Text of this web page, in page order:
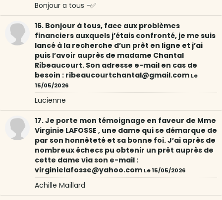
Bonjour a tous -✅
16. Bonjour à tous, face aux problèmes
financiers auxquels j’étais confronté, je me suis
lancé à la recherche d’un prêt en ligne et j’ai
puis l’avoir auprès de madame Chantal
Ribeaucourt. Son adresse e-mail en cas de
besoin : ribeaucourtchantal@gmail.com Le
15/05/2026
Lucienne
17. Je porte mon témoignage en faveur de Mme
Virginie LAFOSSE , une dame qui se démarque de
par son honnêteté et sa bonne foi. J’ai après de
nombreux échecs pu obtenir un prêt auprès de
cette dame via son e-mail :
virginielafosse@yahoo.com Le 15/05/2026
Achille Maillard